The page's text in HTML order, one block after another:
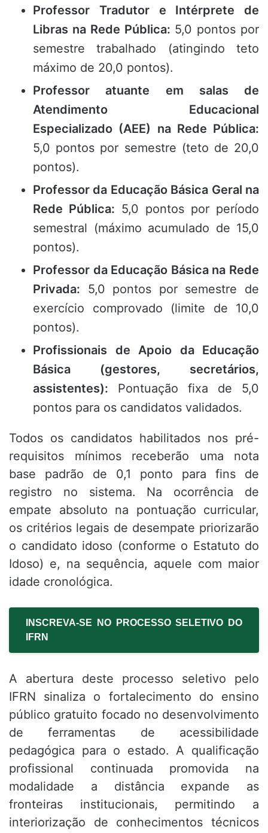
Professor Tradutor e Intérprete de
Libras na Rede Pública: 5,0 pontos por
semestre trabalhado (atingindo teto
máximo de 20,0 pontos).
Professor atuante em salas de
Atendimento Educacional
Especializado (AEE) na Rede Pública:
5,0 pontos por semestre (teto de 20,0
pontos).
Professor da Educação Básica Geral na
Rede Pública: 5,0 pontos por período
semestral (máximo acumulado de 15,0
pontos).
Professor da Educação Básica na Rede
Privada: 5,0 pontos por semestre de
exercício comprovado (limite de 10,0
pontos).
Profissionais de Apoio da Educação
Básica (gestores, secretários,
assistentes): Pontuação fixa de 5,0
pontos para os candidatos validados.
Todos os candidatos habilitados nos pré-
requisitos mínimos receberão uma nota
base padrão de 0,1 ponto para fins de
registro no sistema. Na ocorrência de
empate absoluto na pontuação curricular,
os critérios legais de desempate priorizarão
o candidato idoso (conforme o Estatuto do
Idoso) e, na sequência, aquele com maior
idade cronológica.
INSCREVA-SE NO PROCESSO SELETIVO DO
IFRN
A abertura deste processo seletivo pelo
IFRN sinaliza o fortalecimento do ensino
público gratuito focado no desenvolvimento
de ferramentas de acessibilidade
pedagógica para o estado. A qualificação
profissional continuada promovida na
modalidade a distância expande as
fronteiras institucionais, permitindo a
interiorização de conhecimentos técnicos